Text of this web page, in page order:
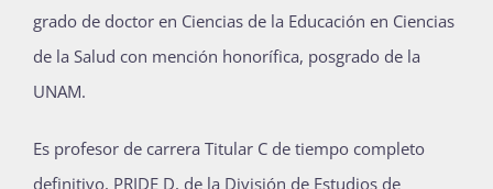
grado de doctor en Ciencias de la Educación en Ciencias
de la Salud con mención honorífica, posgrado de la
UNAM.
Es profesor de carrera Titular C de tiempo completo
definitivo, PRIDE D, de la División de Estudios de